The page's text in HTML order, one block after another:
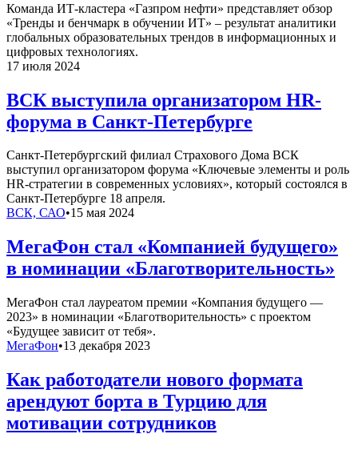
Команда ИТ-кластера «Газпром нефти» представляет обзор
«Тренды и бенчмарк в обучении ИТ» – результат аналитики
глобальных образовательных трендов в информационных и
цифровых технологиях.
17 июля 2024
ВСК выступила организатором HR-
форума в Санкт-Петербурге
Санкт-Петербургский филиал Страхового Дома ВСК
выступил организатором форума «Ключевые элементы и роль
HR-стратегии в современных условиях», который состоялся в
Санкт-Петербурге 18 апреля.
ВСК, САО•15 мая 2024
МегаФон стал «Компанией будущего»
в номинации «Благотворительность»
МегаФон стал лауреатом премии «Компания будущего —
2023» в номинации «Благотворительность» с проектом
«Будущее зависит от тебя».
МегаФон•13 декабря 2023
Как работодатели нового формата
арендуют борта в Турцию для
мотивации сотрудников